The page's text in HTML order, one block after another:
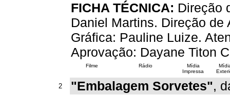
FICHA TÉCNICA: Direção
Daniel Martins. Direção
Gráfica: Pauline Luize.
Aprovação: Dayane Titon
Filme Rádio
Mídia
Impressa
2 "Embalagem Sorvetes",